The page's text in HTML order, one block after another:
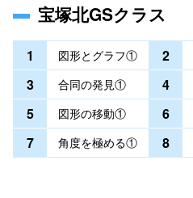
宝塚北GSクラス
1 図形とグラフ① 2
3 合同の発見① 4
5 図形の移動① 6
7 角度を極める① 8